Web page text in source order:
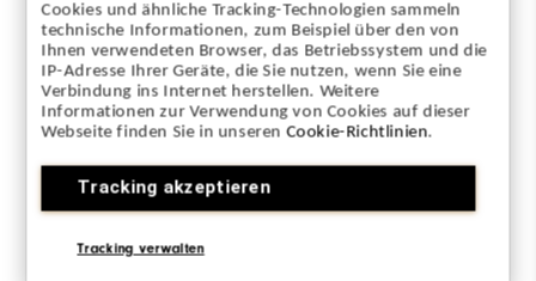
Cookies und ähnliche Tracking-Technologien sammeln
technische Informationen, zum Beispiel über den von
Ihnen verwendeten Browser, das Betriebssystem und die
IP-Adresse Ihrer Geräte, die Sie nutzen, wenn Sie eine
Verbindung ins Internet herstellen. Weitere
Informationen zur Verwendung von Cookies auf dieser
Webseite finden Sie in unserenCookie-Richtlinien.
Tracking akzeptieren
Tracking verwalten
which we love from first
footjoy hat
vor 2 Jahren
Hat gal
Verifizierter Käufer